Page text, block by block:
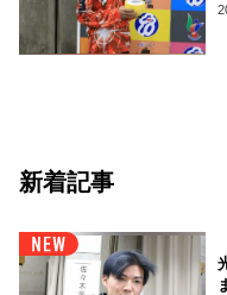
新着記事